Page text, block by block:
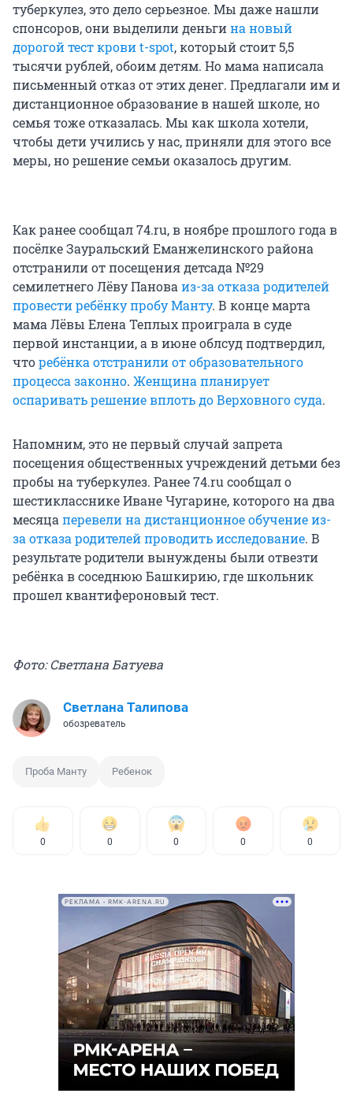
туберкулез, это дело серьезное. Мы даже нашли
спонсоров, они выделили деньгина новый
дорогой тест крови t-spot, который стоит 5,5
тысячи рублей, обоим детям. Но мама написала
письменный отказ от этих денег. Предлагали им и
дистанционное образование в нашей школе, но
семья тоже отказалась. Мы как школа хотели,
чтобы дети учились у нас, приняли для этого все
меры, но решение семьи оказалось другим.
Как ранее сообщал 74.ru, в ноябре прошлого года в
посёлке Зауральский Еманжелинского района
отстранили от посещения детсада №29
семилетнего Лёву Пановаиз-за отказа родителей
провести ребёнку пробу Манту. В конце марта
мама Лёвы Елена Теплых проиграла в суде
первой инстанции, а в июне облсуд подтвердил,
чторебёнка отстранили от образовательного
процесса законно. Женщина планирует
оспаривать решение вплоть до Верховного суда.
Напомним, это не первый случай запрета
посещения общественных учреждений детьми без
пробы на туберкулез. Ранее 74.ru сообщал о
шестикласснике Иване Чугарине, которого на два
месяцаперевели на дистанционное обучение из-
за отказа родителей проводить исследование. В
результате родители вынуждены были отвезти
ребёнка в соседнюю Башкирию, где школьник
прошел квантифероновый тест.
Фото: Светлана Батуева
Светлана Талипова
обозреватель
Проба Манту Ребенок
0 0 0 0 0
РЕКЛАМА • RMK-ARENA.RU